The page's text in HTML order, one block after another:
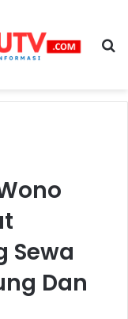
Sewa
Dan